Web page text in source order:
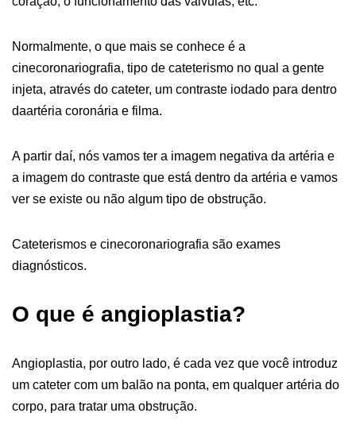
Normalmente, o que mais se conhece é a
cinecoronariografia, tipo de cateterismo no qual a gente
injeta, através do cateter, um contraste iodado para dentro
daartéria coronária e filma.
A partir daí, nós vamos ter a imagem negativa da artéria e
a imagem do contraste que está dentro da artéria e vamos
ver se existe ou não algum tipo de obstrução.
Cateterismos e cinecoronariografia são exames
diagnósticos.
O que é angioplastia?
Angioplastia, por outro lado, é cada vez que você introduz
um cateter com um balão na ponta, em qualquer artéria do
corpo, para tratar uma obstrução.